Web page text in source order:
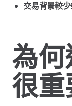
交易背景較
為
很